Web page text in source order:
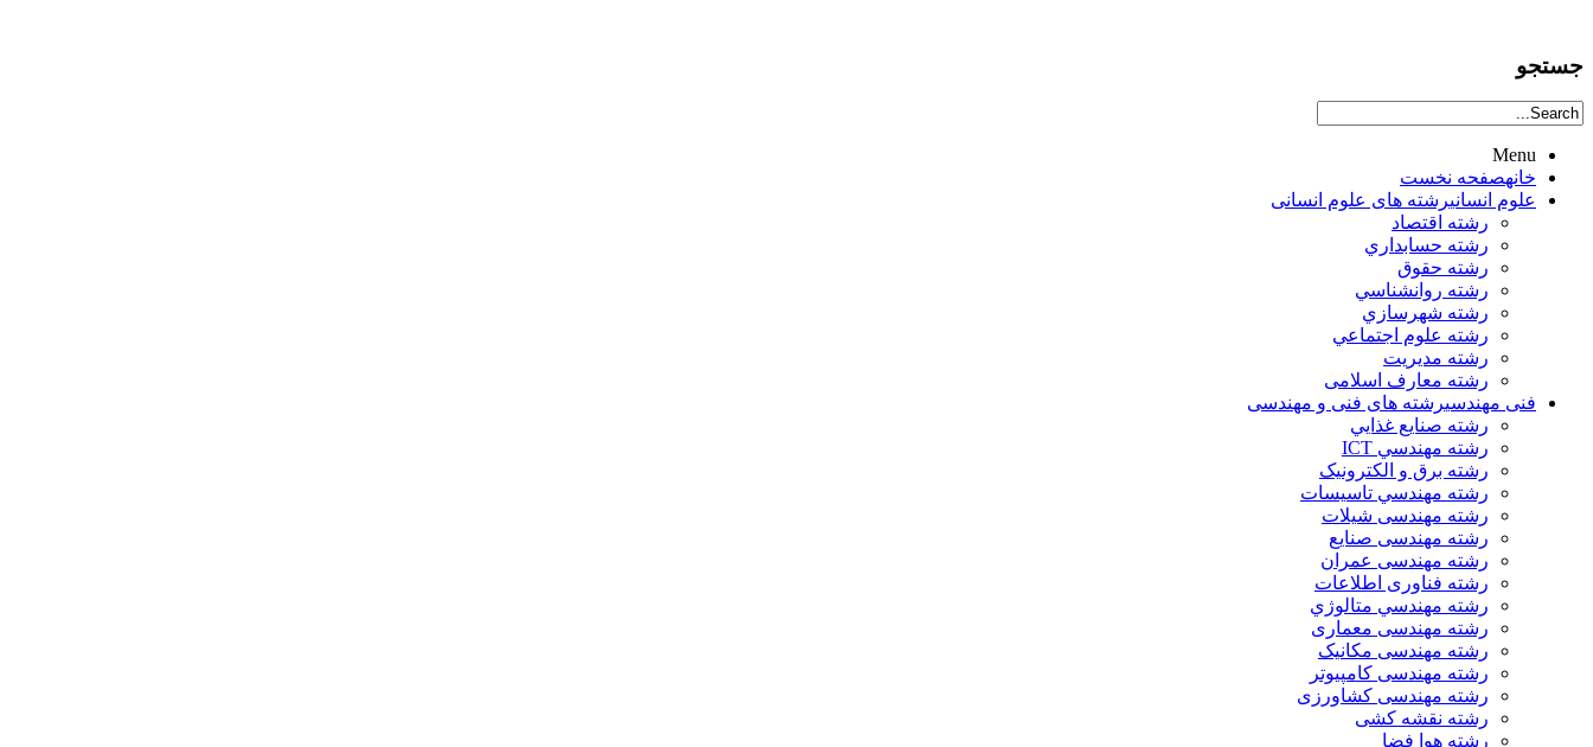
جستجو
Menu
خانهصفحه نخست
علوم انسانيرشته های علوم انسانی
رشته اقتصاد
رشته حسابداري
رشته حقوق
رشته روانشناسي
رشته شهرسازي
رشته علوم اجتماعي
رشته مديريت
رشته معارف اسلامی
فنی مهندسیرشته های فنی و مهندسی
رشته صنايع غذايي
رشته مهندسي ICT
رشته برق و الکترونيک
رشته مهندسي تاسيسات
رشته مهندسی شیلات
رشته مهندسی صنایع
رشته مهندسی عمران
رشته فناوری اطلاعات
رشته مهندسي متالوژي
رشته مهندسی معماری
رشته مهندسی مکانیک
رشته مهندسی کامپیوتر
رشته مهندسی کشاورزی
رشته نقشه کشی
رشته هوا فضا